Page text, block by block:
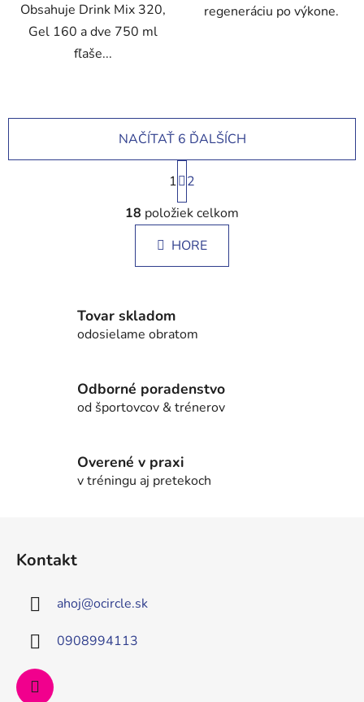
Obsahuje Drink Mix 320,
Gel 160 a dve 750 ml
fľaše...
regeneráciu po výkone.
O
v
l
á
d
e
v
k
ý
p
NAČÍTAŤ 6 ĎALŠÍCH
S
t
r
á
n
k
e
1
2
18 položiek celkom
HORE
Tovar skladom
odosielame obratom
Odborné poradenstvo
od športovcov & trénerov
Overené v praxi
v tréningu aj pretekoch
Kontakt
ahoj@ocircle.sk
0908994113